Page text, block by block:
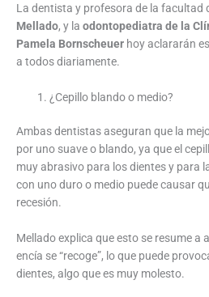
La dentista y profesora de la facultad
Mellado, y la odontopediatra de la
Pamela Bornscheuer hoy aclararán
a todos diariamente.
¿Cepillo blando o medio?
Ambas dentistas aseguran que la
por uno suave o blando, ya que el
muy abrasivo para los dientes y para
con uno duro o medio puede causar
recesión.
Mellado explica que esto se resume a
encía se “recoge”, lo que puede
dientes, algo que es muy molesto.